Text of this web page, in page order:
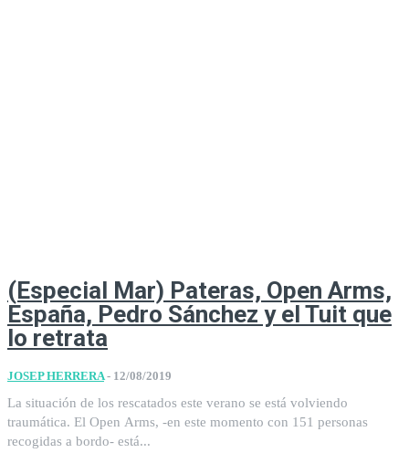
(Especial Mar) Pateras, Open Arms,
España, Pedro Sánchez y el Tuit que
lo retrata
JOSEP HERRERA - 12/08/2019
La situación de los rescatados este verano se está volviendo
traumática. El Open Arms, -en este momento con 151 personas
recogidas a bordo- está...